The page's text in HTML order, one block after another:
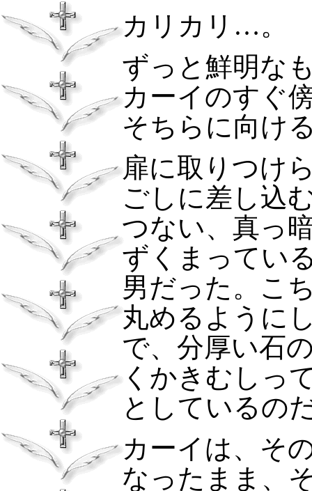
カリカリ…。
ずっと鮮明な
カーイのすぐ
そちらに向け
扉に取りつけ
ごしに差し込
つない、真っ
ずくまってい
男だった。こ
丸めるように
で、分厚い石
くかきむしっ
としているの
カーイは、そ
なったまま、